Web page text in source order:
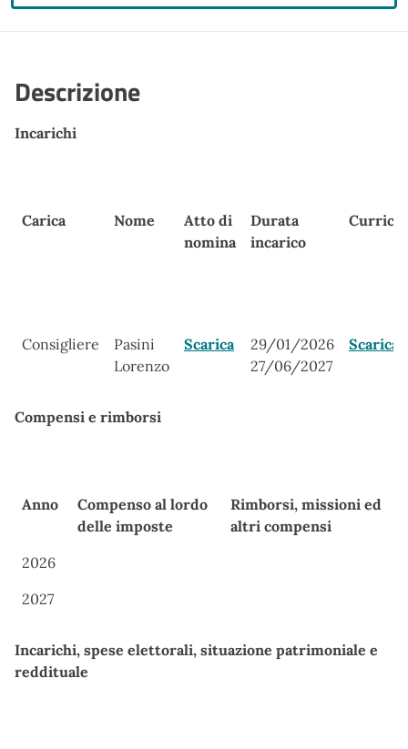
Descrizione
Incarichi
Carica Nome
Atto di
nomina
Durata
incarico
Carica Nome
Atto di
Durata
incarico
Consigliere
Pasini
Lorenzo
Scarica
29/01/2026
27/06/2027
Scarica
Compensi e rimborsi
Anno
Compenso al lordo
delle imposte
Rimborsi, missioni ed
altri compensi
Anno
2026
2027
Incarichi, spese elettorali, situazione patrimoniale e
reddituale